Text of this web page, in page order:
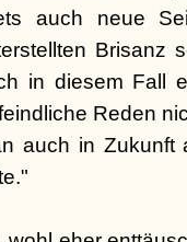
auch neue
Brisanz
in diesem Fall
Reden
auch in Zukunft